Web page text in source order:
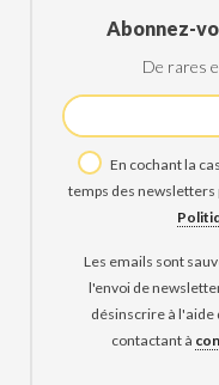
Abonnez-
De rares
En cochant la
temps des newsletters
Les emails sont
l'envoi de
désinscrire à l'aide
contactant à